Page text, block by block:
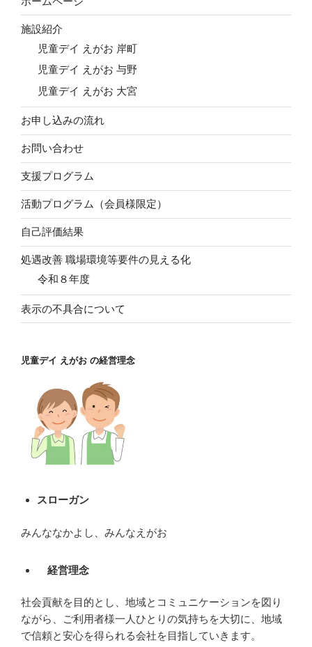
施設紹介
児童デイ えがお 岸町
児童デイ えがお 与野
児童デイ えがお 大宮
お申し込みの流れ
お問い合わせ
支援プログラム
活動プログラム（会員様限定）
自己評価結果
処遇改善 職場環境等要件の見える化
令和８年度
表示の不具合について
児童デイ えがお の経営理念
スローガン
みんななかよし、みんなえがお
経営理念
社会貢献を目的とし、地域とコミュニケーションを図り
ながら、ご利用者様一人ひとりの気持ちを大切に、地域
で信頼と安心を得られる会社を目指していきます。